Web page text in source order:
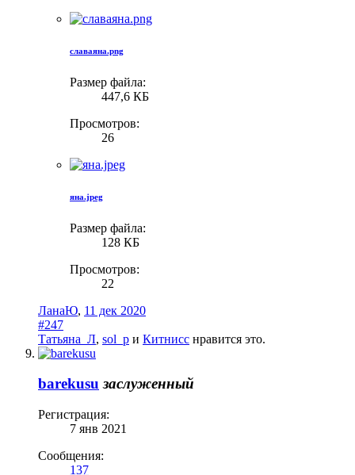
славаяна.png
Размер файла:
447,6 КБ
Просмотров:
26
яна.jpeg
Размер файла:
128 КБ
Просмотров:
22
ЛанаЮ, 11 дек 2020
#247
Татьяна_Л, sol_p и Китнисс нравится это.
barekusu заслуженный
Регистрация:
7 янв 2021
Сообщения:
137